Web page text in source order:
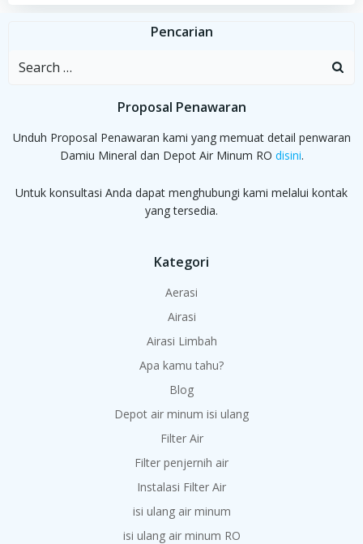
Pencarian
Search
Proposal Penawaran
Unduh Proposal Penawaran kami yang memuat detail penwaran
Damiu Mineral dan Depot Air Minum RO disini.
Untuk konsultasi Anda dapat menghubungi kami melalui kontak
yang tersedia.
Kategori
Aerasi
Airasi
Airasi Limbah
Apa kamu tahu?
Blog
Depot air minum isi ulang
Filter Air
Filter penjernih air
Instalasi Filter Air
isi ulang air minum
isi ulang air minum RO